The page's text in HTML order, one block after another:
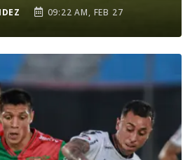
09:22 AM, FEB 27